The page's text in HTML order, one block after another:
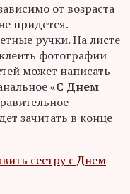
от возраста
придется.
ручки. На листе
фотографии
может написать
«С Днем
зачитать в конце
сестру с Днем